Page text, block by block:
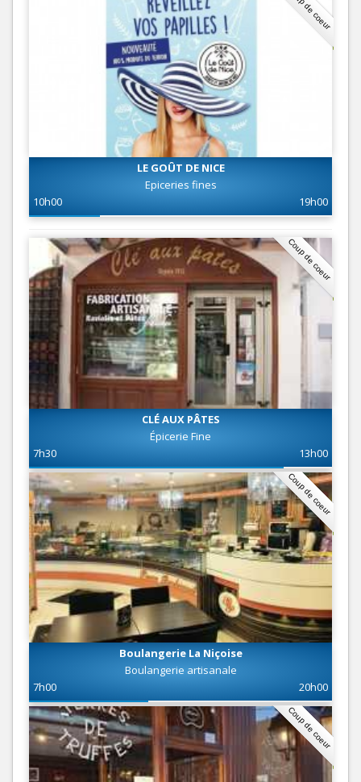
LE GOÛT DE NICE
Epiceries fines
10h00
19h00
Coup de coeur
CLÉ AUX PÂTES
Épicerie Fine
7h30
13h00
Coup de coeur
Boulangerie La Niçoise
Boulangerie artisanale
7h00
20h00
Coup de coeur